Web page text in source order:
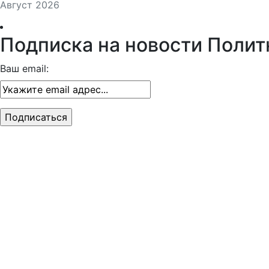
Август 2026
Подписка на новости
Ваш email: